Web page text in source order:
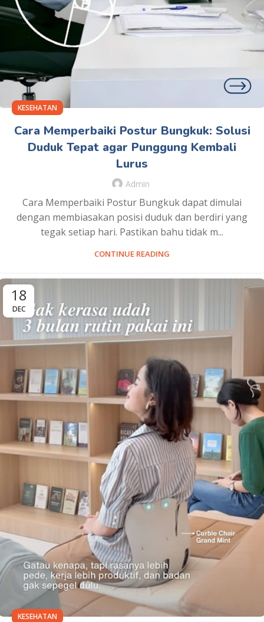
KESEHATAN
Cara Memperbaiki Postur Bungkuk: Solusi
Duduk Tepat agar Punggung Kembali
Lurus
Admin
Cara Memperbaiki Postur Bungkuk dapat dimulai
dengan membiasakan posisi duduk dan berdiri yang
tegak setiap hari. Pastikan bahu tidak m...
CONTINUE READING
18
DEC
KESEHATAN